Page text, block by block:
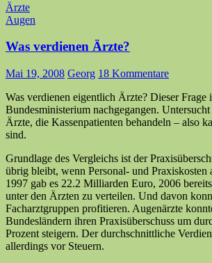
Ärzte
Augen
Was verdienen Ärzte?
Mai 19, 2008 Georg 18 Kommentare
Was verdienen eigentlich Ärzte? Dieser Frage
Bundesministerium nachgegangen.
Ärzte, die Kassenpatienten behandeln – also
sind.
Grundlage des Vergleichs ist der
übrig bleibt, wenn Personal- und Praxiskosten
1997 gab es 22.2 Milliarden Euro, 2006
unter den Ärzten zu verteilen. Und davon
Facharztgruppen profitieren. Augenärzte
Bundesländern ihren Praxisüberschuss um
Prozent steigern. Der durchschnittliche
allerdings vor Steuern.